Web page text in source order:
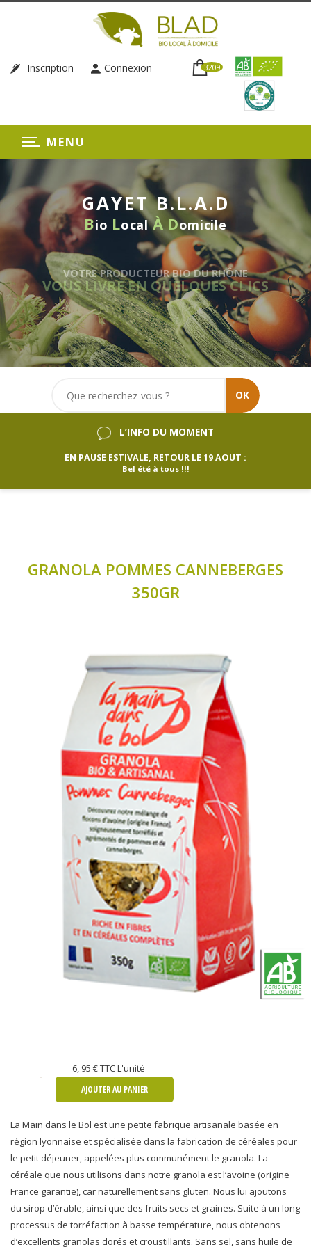
Inscription Connexion 3209
MENU
GAYET B.L.A.D
Bio LocalÀ Domicile
VOTRE PRODUCTEUR BIO DU RHÔNE
VOUS LIVRE EN QUELQUES CLICS
OK
L’INFO DU MOMENT
EN PAUSE ESTIVALE, RETOUR LE 19 AOUT :
Bel été à tous !!!
GRANOLA POMMES CANNEBERGES
350GR
6, 95 €TTC L'unité
AJOUTER AU PANIER
La Main dans le Bol est une petite fabrique artisanale basée en
région lyonnaise et spécialisée dans la fabrication de céréales pour
le petit déjeuner, appelées plus communément le granola. La
céréale que nous utilisons dans notre granola est l’avoine (origine
France garantie), car naturellement sans gluten. Nous lui ajoutons
du sirop d’érable, ainsi que des fruits secs et graines. Suite à un long
processus de torréfaction à basse température, nous obtenons
d’excellents granolas dorés et croustillants. Sans sel, sans huile de